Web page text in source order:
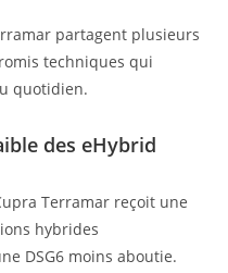
partagent plusieurs
techniques qui
quotidien.
des eHybrid
Terramar reçoit une
hybrides
DSG6 moins aboutie.